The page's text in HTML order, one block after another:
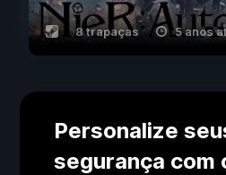
8 trapaças 5 anos
Personalize
segurança com